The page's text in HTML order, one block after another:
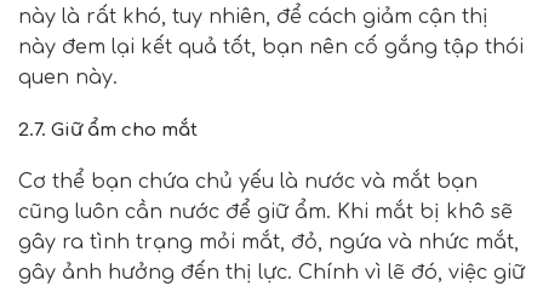
này là rất khó, tuy nhiên, để cách giảm cận thị
này đem lại kết quả tốt, bạn nên cố gắng tập thói
quen này.
2.7. Giữ ẩm cho mắt
Cơ thể bạn chứa chủ yếu là nước và mắt bạn
cũng luôn cần nước để giữ ẩm. Khi mắt bị khô sẽ
gây ra tình trạng mỏi mắt, đỏ, ngứa và nhức mắt,
gây ảnh hưởng đến thị lực. Chính vì lẽ đó, việc giữ